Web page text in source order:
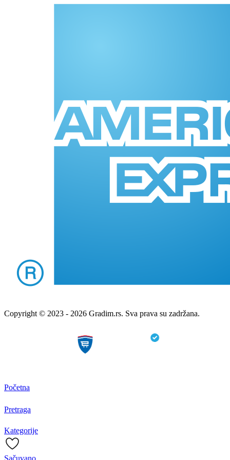
Copyright © 2023 - 2026 Gradim.rs. Sva prava su zadržana.
Početna
Pretraga
Kategorije